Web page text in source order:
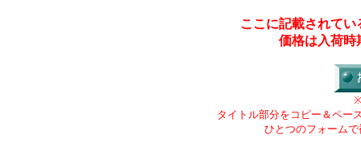
ここに記載されて
価格は入荷時
タイトル部分をコピー＆ペー
ひとつのフォーム